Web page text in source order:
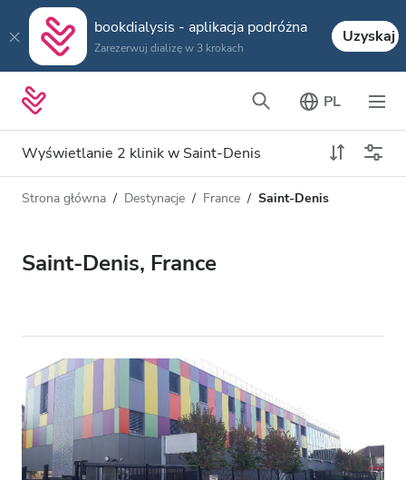
bookdialysis - aplikacja podróżna
Zarezerwuj dializę w 3 krokach
Uzyskaj
PL
Wyświetlanie 2 klinik w Saint-Denis
Typ dializy
Wszystkie dializy
Akceptuje
Pacjentów z HIV
Pacjentów z wirusem zapalenia wątroby typu B
Odległość
Strona główna Destynacje France Saint-Denis
Saint-Denis, France